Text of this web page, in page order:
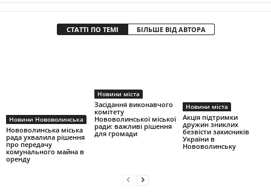
СТАТТІ ПО ТЕМІ БІЛЬШЕ ВІД АВТОРА
Новини Нововолинська
Нововолинська міська
рада ухвалила рішення
про передачу
комунального майна в
оренду
Новини міста
Засідання виконавчого
комітету
Нововолинської міської
ради: важливі рішення
для громади
Новини міста
Акція підтримки
дружин зниклих
безвісти захисників
України в
Нововолинську